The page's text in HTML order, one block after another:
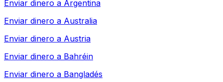
Enviar dinero a Argentina
Enviar dinero a Australia
Enviar dinero a Austria
Enviar dinero a Bahréin
Enviar dinero a Bangladés